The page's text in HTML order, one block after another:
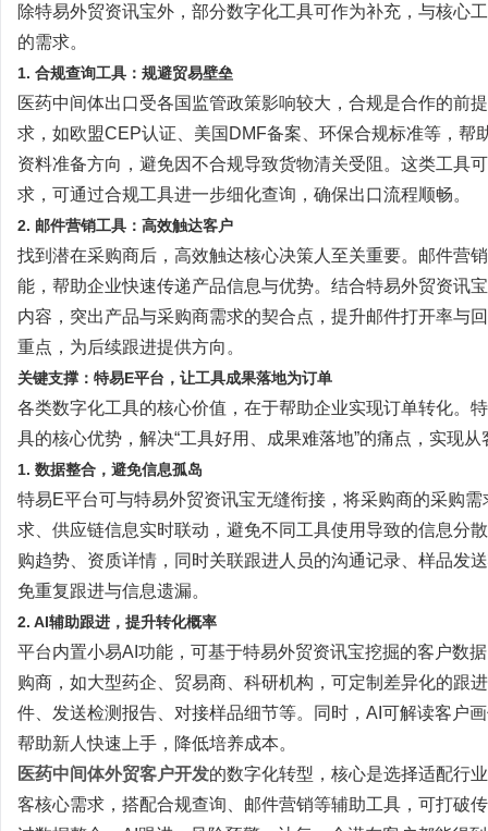
除特易外贸资讯宝外，部分数字化工具可作为补充，与核心
的需求。
1. 合规查询工具：规避贸易壁垒
医药中间体出口受各国监管政策影响较大，合规是合作的前
求，如欧盟CEP认证、美国DMF备案、环保合规标准等，帮
资料准备方向，避免因不合规导致货物清关受阻。这类工具
求，可通过合规工具进一步细化查询，确保出口流程顺畅。
2. 邮件营销工具：高效触达客户
找到潜在采购商后，高效触达核心决策人至关重要。邮件营
能，帮助企业快速传递产品信息与优势。结合特易外贸资讯
内容，突出产品与采购商需求的契合点，提升邮件打开率与
重点，为后续跟进提供方向。
关键支撑：特易E平台，让工具成果落地为订单
各类数字化工具的核心价值，在于帮助企业实现订单转化。
具的核心优势，解决“工具好用、成果难落地”的痛点，实现
1. 数据整合，避免信息孤岛
特易E平台可与特易外贸资讯宝无缝衔接，将采购商的采购
求、供应链信息实时联动，避免不同工具使用导致的信息分
购趋势、资质详情，同时关联跟进人员的沟通记录、样品发
免重复跟进与信息遗漏。
2. AI辅助跟进，提升转化概率
平台内置小易AI功能，可基于特易外贸资讯宝挖掘的客户数
购商，如大型药企、贸易商、科研机构，可定制差异化的跟
件、发送检测报告、对接样品细节等。同时，AI可解读客户
帮助新人快速上手，降低培养成本。
医药中间体外贸客户开发的数字化转型，核心是选择适配行
客核心需求，搭配合规查询、邮件营销等辅助工具，可打破